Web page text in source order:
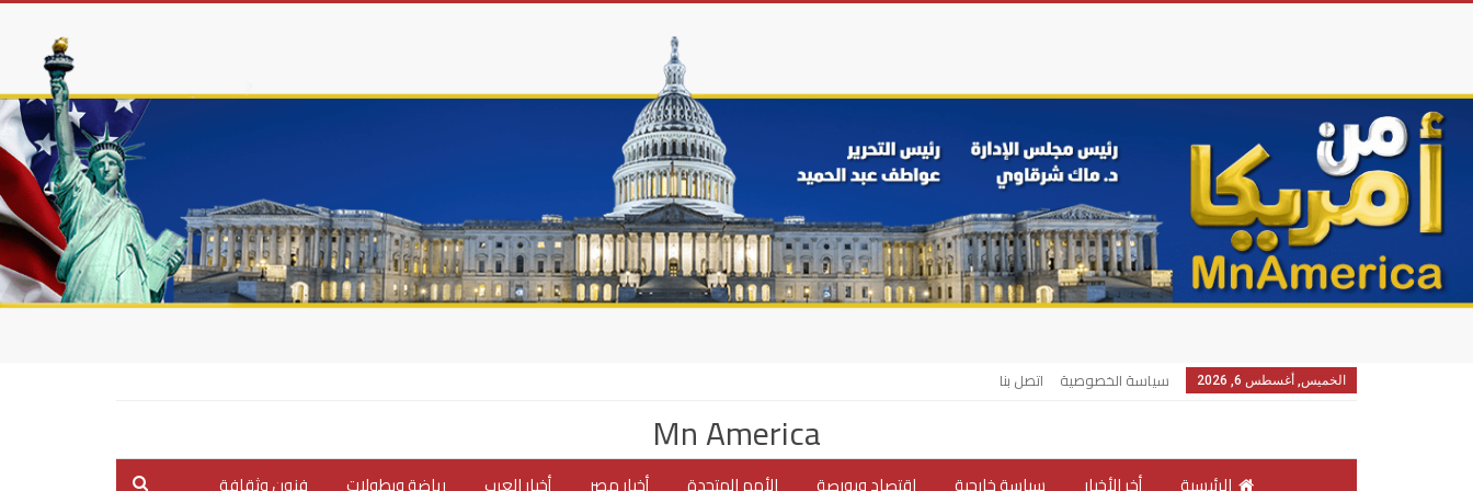
الخميس, أغسطس 6, 2026 سياسة الخصوصية اتصل بنا
Mn America